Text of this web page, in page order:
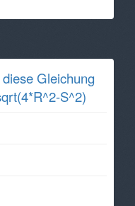
Gleichung
S^2)